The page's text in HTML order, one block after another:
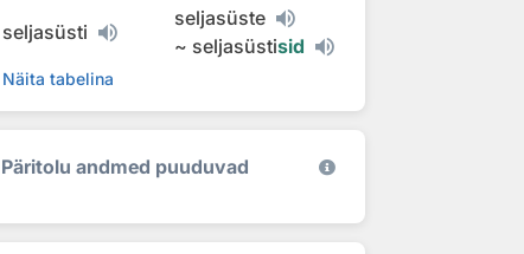
seljasüsti
seljasüste
~ seljasüstisid
Näita tabelina
Päritolu andmed puuduvad